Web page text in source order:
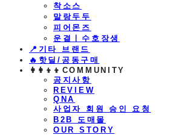
착소스
말랑두두
피어몬즈
운결ㅣ수호장생
📍기타 브랜드
🔥핫딜/공동구매
👩‍👩‍👦‍👦COMMUNITY
공지사항
REVIEW
QNA
사업자 회원 승인 요청
B2B 도매몰
OUR STORY